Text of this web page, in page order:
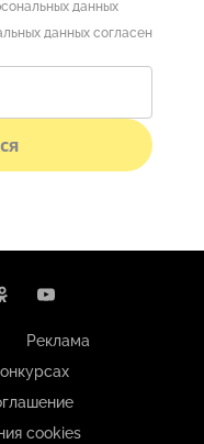
данных
данных согласен
Реклама
cookies